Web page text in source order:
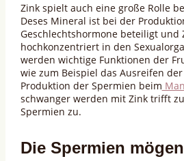
Zink spielt auch eine große Rolle
Deses Mineral ist bei der
Geschlechtshormone beteiligt und
hochkonzentriert in den
werden wichtige Funktionen der
wie zum Beispiel das Ausreifen
Produktion der Spermien beim
schwanger werden mit Zink trifft
Spermien zu.
Die Spermien